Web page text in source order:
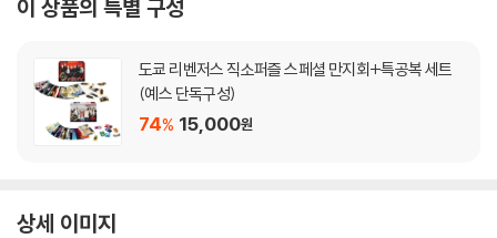
이 상품의 특별 구성
도쿄 리벤저스 직소퍼즐 스페셜 만지회+특공복 세트
(예스 단독구성)
74% 15,000원
상세 이미지